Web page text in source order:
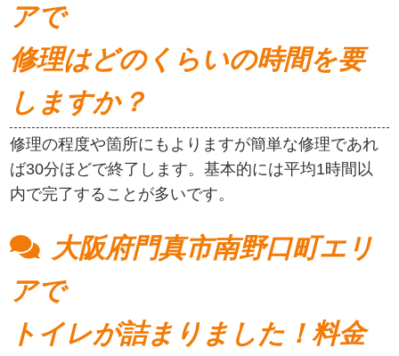
アで
修理はどのくらいの時間を要
しますか？
修理の程度や箇所にもよりますが簡単な修理であれ
ば30分ほどで終了します。基本的には平均1時間以
内で完了することが多いです。
大阪府門真市南野口町エリ
アで
トイレが詰まりました！料金